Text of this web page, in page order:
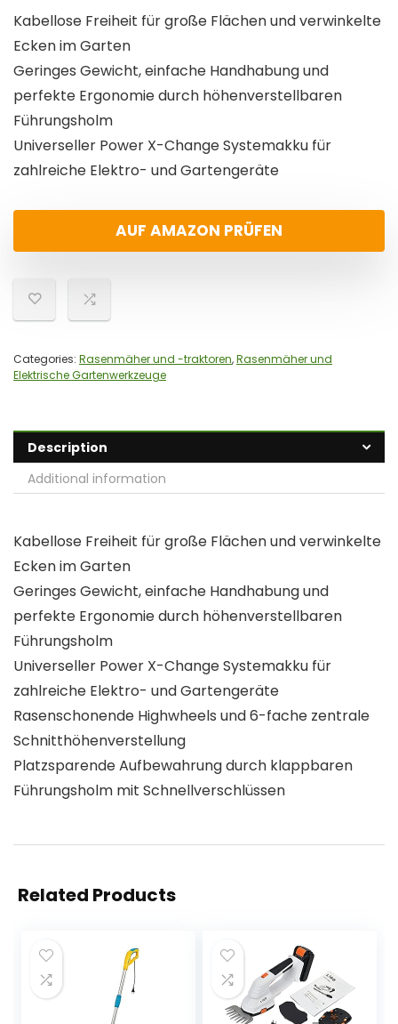
Kabellose Freiheit für große Flächen und verwinkelte
Ecken im Garten
Geringes Gewicht, einfache Handhabung und
perfekte Ergonomie durch höhenverstellbaren
Führungsholm
Universeller Power X-Change Systemakku für
zahlreiche Elektro- und Gartengeräte
AUF AMAZON PRÜFEN
Categories: Rasenmäher und -traktoren,Rasenmäher und
Elektrische Gartenwerkzeuge
Description
Additional information
Kabellose Freiheit für große Flächen und verwinkelte
Ecken im Garten
Geringes Gewicht, einfache Handhabung und
perfekte Ergonomie durch höhenverstellbaren
Führungsholm
Universeller Power X-Change Systemakku für
zahlreiche Elektro- und Gartengeräte
Rasenschonende Highwheels und 6-fache zentrale
Schnitthöhenverstellung
Platzsparende Aufbewahrung durch klappbaren
Führungsholm mit Schnellverschlüssen
Related Products